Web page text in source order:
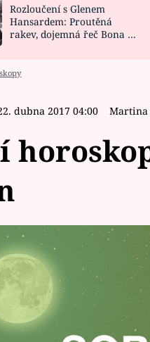
CELEBRITY
VAŘENÍ
Rozloučení s Glenem
Hansardem: Proutěná
rakev, dojemná řeč Bona a
dubna 2017 04:00 Martina